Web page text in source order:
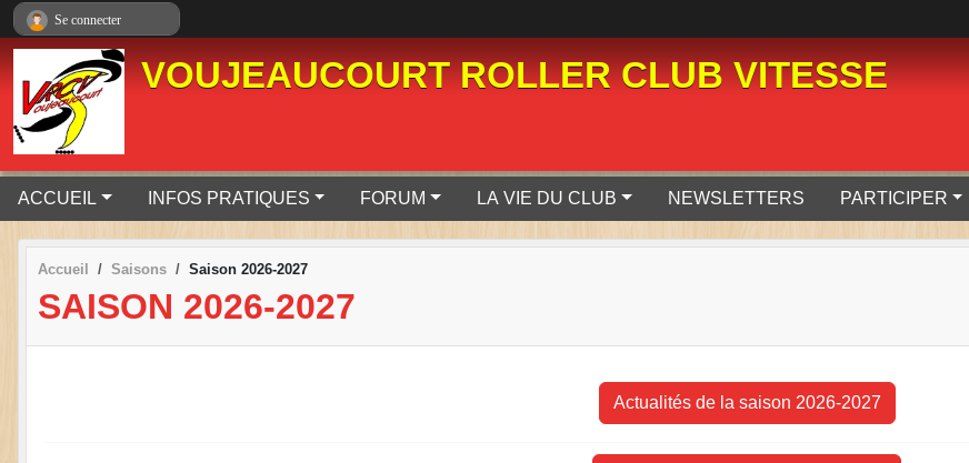
VOUJEAUCOURT ROLLER CLUB VITESSE
ACCUEIL INFOS PRATIQUES FORUM LA VIE DU CLUB NEWSLETTERS PARTICIPER
Accueil Saisons Saison 2026-2027
SAISON 2026-2027
Actualités de la saison 2026-2027
Se connecter
Panneau de gestion des cookies